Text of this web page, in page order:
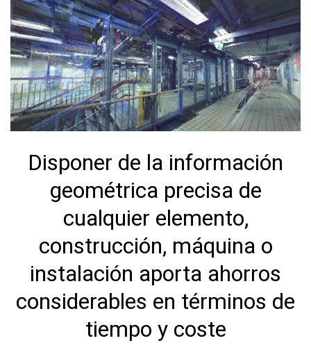
Disponer de la información
geométrica precisa de
cualquier elemento,
construcción, máquina o
instalación aporta ahorros
considerables en términos de
tiempo y coste